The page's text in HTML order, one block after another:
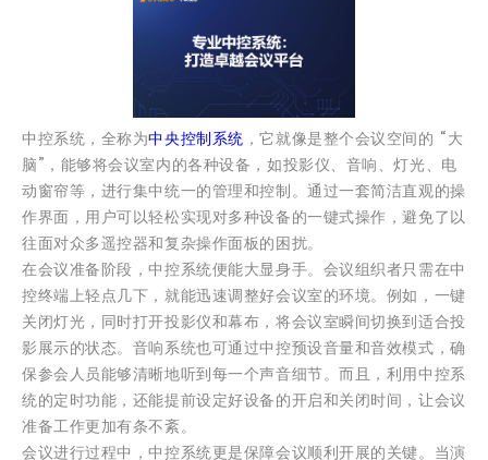
中控系统，全称为中央控制系统 ，它就像是整个会议空间的 “大
脑”，能够将会议室内的各种设备，如投影仪、音响、灯光、电
动窗帘等，进行集中统一的管理和控制。通过一套简洁直观的操
作界面，用户可以轻松实现对多种设备的一键式操作，避免了以
往面对众多遥控器和复杂操作面板的困扰。
在会议准备阶段，中控系统便能大显身手。会议组织者只需在中
控终端上轻点几下，就能迅速调整好会议室的环境。例如，一键
关闭灯光，同时打开投影仪和幕布，将会议室瞬间切换到适合投
影展示的状态。音响系统也可通过中控预设音量和音效模式，确
保参会人员能够清晰地听到每一个声音细节。而且，利用中控系
统的定时功能，还能提前设定好设备的开启和关闭时间，让会议
准备工作更加有条不紊。
会议进行过程中，中控系统更是保障会议顺利开展的关键。当演